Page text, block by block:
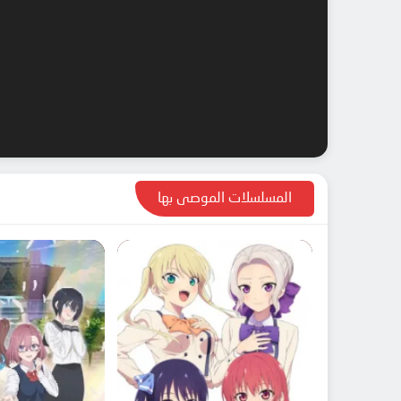
المسلسلات الموصى بها